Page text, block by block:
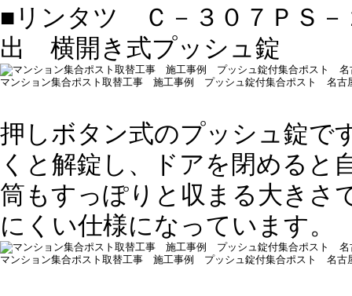
■リンタツ Ｃ－３０７ＰＳ
出 横開き式プッシュ錠
マンション集合ポスト取替工事 施工事例 プッシュ錠付集合ポスト 名古
押しボタン式のプッシュ錠で
くと解錠し、ドアを閉めると
筒もすっぽりと収まる大きさ
にくい仕様になっています。
マンション集合ポスト取替工事 施工事例 プッシュ錠付集合ポスト 名古